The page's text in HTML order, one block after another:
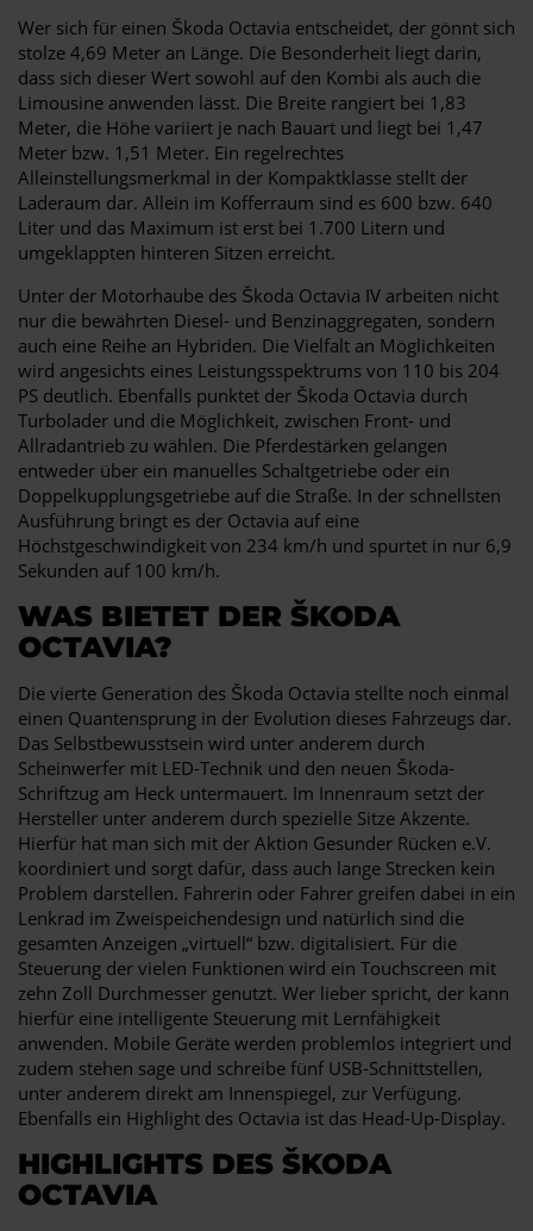
Wer sich für einen Škoda Octavia entscheidet, der gönnt sich
stolze 4,69 Meter an Länge. Die Besonderheit liegt darin,
dass sich dieser Wert sowohl auf den Kombi als auch die
Limousine anwenden lässt. Die Breite rangiert bei 1,83
Meter, die Höhe variiert je nach Bauart und liegt bei 1,47
Meter bzw. 1,51 Meter. Ein regelrechtes
Alleinstellungsmerkmal in der Kompaktklasse stellt der
Laderaum dar. Allein im Kofferraum sind es 600 bzw. 640
Liter und das Maximum ist erst bei 1.700 Litern und
umgeklappten hinteren Sitzen erreicht.
Unter der Motorhaube des Škoda Octavia IV arbeiten nicht
nur die bewährten Diesel- und Benzinaggregaten, sondern
auch eine Reihe an Hybriden. Die Vielfalt an Möglichkeiten
wird angesichts eines Leistungsspektrums von 110 bis 204
PS deutlich. Ebenfalls punktet der Škoda Octavia durch
Turbolader und die Möglichkeit, zwischen Front- und
Allradantrieb zu wählen. Die Pferdestärken gelangen
entweder über ein manuelles Schaltgetriebe oder ein
Doppelkupplungsgetriebe auf die Straße. In der schnellsten
Ausführung bringt es der Octavia auf eine
Höchstgeschwindigkeit von 234 km/h und spurtet in nur 6,9
Sekunden auf 100 km/h.
WAS BIETET DER ŠKODA
OCTAVIA?
Die vierte Generation des Škoda Octavia stellte noch einmal
einen Quantensprung in der Evolution dieses Fahrzeugs dar.
Das Selbstbewusstsein wird unter anderem durch
Scheinwerfer mit LED-Technik und den neuen Škoda-
Schriftzug am Heck untermauert. Im Innenraum setzt der
Hersteller unter anderem durch spezielle Sitze Akzente.
Hierfür hat man sich mit der Aktion Gesunder Rücken e.V.
koordiniert und sorgt dafür, dass auch lange Strecken kein
Problem darstellen. Fahrerin oder Fahrer greifen dabei in ein
Lenkrad im Zweispeichendesign und natürlich sind die
gesamten Anzeigen „virtuell“ bzw. digitalisiert. Für die
Steuerung der vielen Funktionen wird ein Touchscreen mit
zehn Zoll Durchmesser genutzt. Wer lieber spricht, der kann
hierfür eine intelligente Steuerung mit Lernfähigkeit
anwenden. Mobile Geräte werden problemlos integriert und
zudem stehen sage und schreibe fünf USB-Schnittstellen,
unter anderem direkt am Innenspiegel, zur Verfügung.
Ebenfalls ein Highlight des Octavia ist das Head-Up-Display.
HIGHLIGHTS DES ŠKODA
OCTAVIA